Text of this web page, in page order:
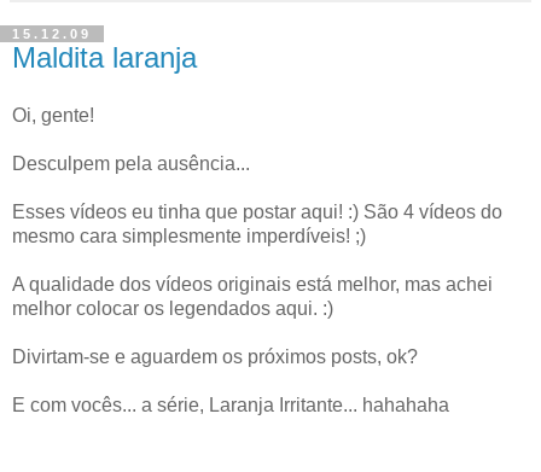
15.12.09
Maldita laranja
Oi, gente!
Desculpem pela ausência...
Esses vídeos eu tinha que postar aqui! :) São 4 vídeos do
mesmo cara simplesmente imperdíveis! ;)
A qualidade dos vídeos originais está melhor, mas achei
melhor colocar os legendados aqui. :)
Divirtam-se e aguardem os próximos posts, ok?
E com vocês... a série, Laranja Irritante... hahahaha